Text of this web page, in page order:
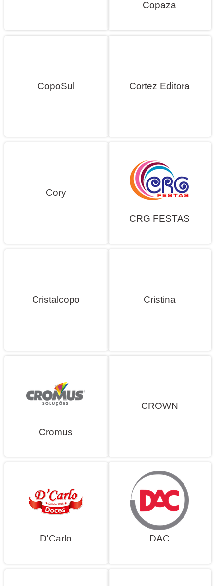
Copaza
CopoSul Cortez Editora
Cory
CRG FESTAS
Cristalcopo Cristina
Cromus
CROWN
D'Carlo DAC